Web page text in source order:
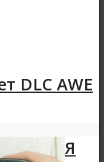
DLC AWE
Я